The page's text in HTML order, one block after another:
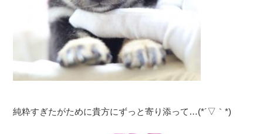
純粋すぎたがために貴方にずっと寄り添って…(*´▽｀*)